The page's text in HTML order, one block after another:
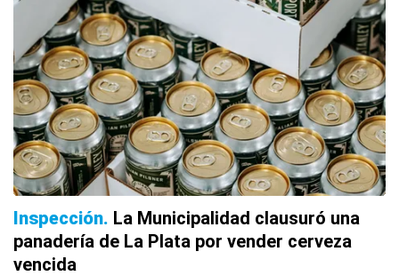
Inspección La Municipalidad clausuró una
panadería de La Plata por vender cerveza
vencida